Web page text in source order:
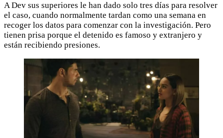
A Dev sus superiores le han dado solo tres días para resolver
el caso, cuando normalmente tardan como una semana en
recoger los datos para comenzar con la investigación. Pero
tienen prisa porque el detenido es famoso y extranjero y
están recibiendo presiones.